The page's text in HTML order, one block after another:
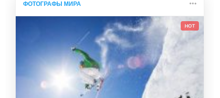
ФОТОГРАФЫ МИРА
HOT